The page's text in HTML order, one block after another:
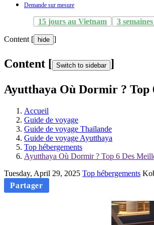
Demande sur mesure
15 jours au Vietnam 3
Content [ hide ]
Content [ Switch to sidebar ]
Ayutthaya Où Dormir ? Top
Accueil
Guide de voyage
Guide de voyage Thaïlande
Guide de voyage Ayutthaya
Top hébergements
Ayutthaya Où Dormir ? Top 6 Des
Tuesday, April 29, 2025 Top hébergements
Partager